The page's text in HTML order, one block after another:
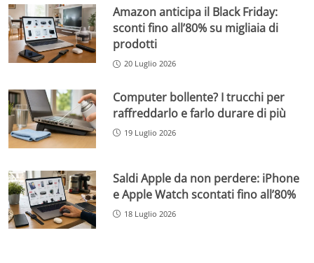
Amazon anticipa il Black Friday:
sconti fino all’80% su migliaia di
prodotti
20 Luglio 2026
Computer bollente? I trucchi per
raffreddarlo e farlo durare di più
19 Luglio 2026
Saldi Apple da non perdere: iPhone
e Apple Watch scontati fino all’80%
18 Luglio 2026